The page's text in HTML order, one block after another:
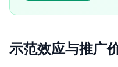
示范效应与推广